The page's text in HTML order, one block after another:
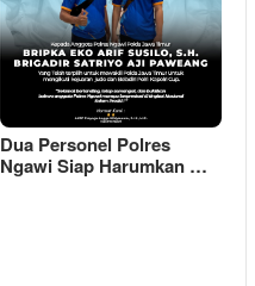
Dua Personel Polres
Ngawi Siap Harumkan …